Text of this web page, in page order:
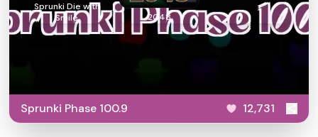
Sprunki Die with
Smile
2048
Sprunki Phase 100.9 12,731